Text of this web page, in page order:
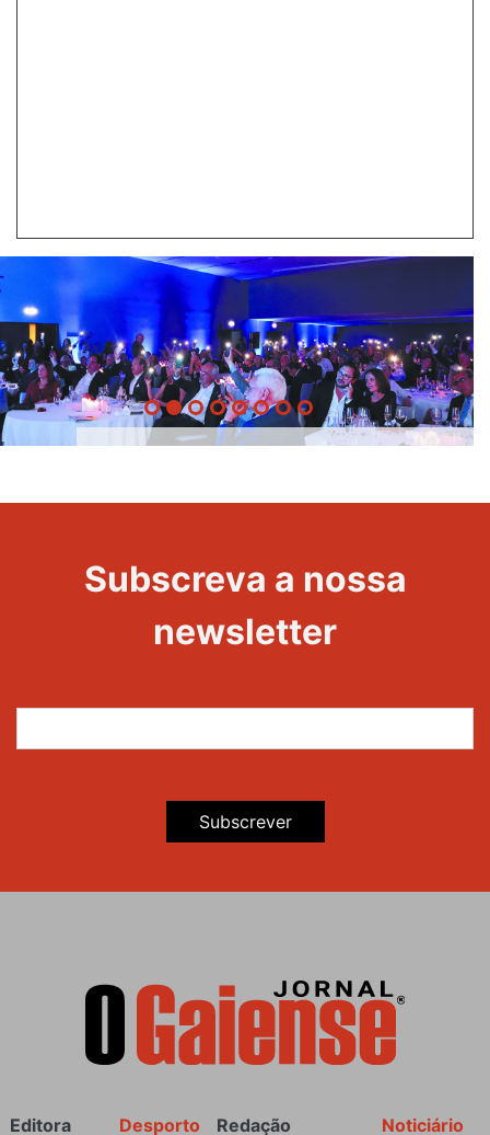
Evento
Maravilhas
Subscreva a nossa
newsletter
Subscrever
Rodapé Noticiário
Redação
Desporto
Editora